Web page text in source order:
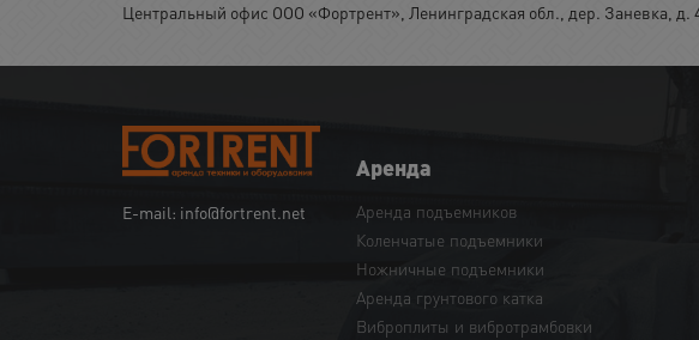
Центральный офис ООО «Фортрент», Ленинградская обл., дер. Заневка, д.
E-mail: info@fortrent.net
Аренда
Аренда подъемников
Коленчатые подъемники
Ножничные подъемники
Аренда грунтового катка
Виброплиты и вибротрамбовки